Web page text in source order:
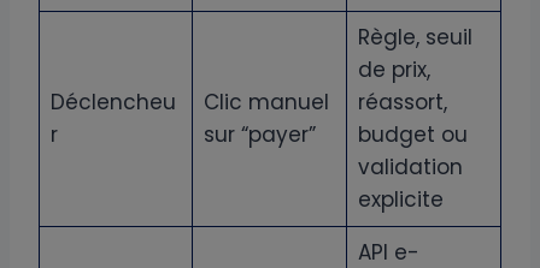
Déclencheu
r
Clic manuel
sur “payer”
Règle, seuil
de prix,
réassort,
budget ou
validation
explicite
API e-